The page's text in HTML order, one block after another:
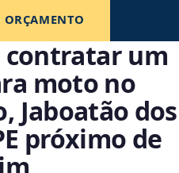
ORÇAMENTO
contratar um
moto no
Jaboatão dos
próximo de